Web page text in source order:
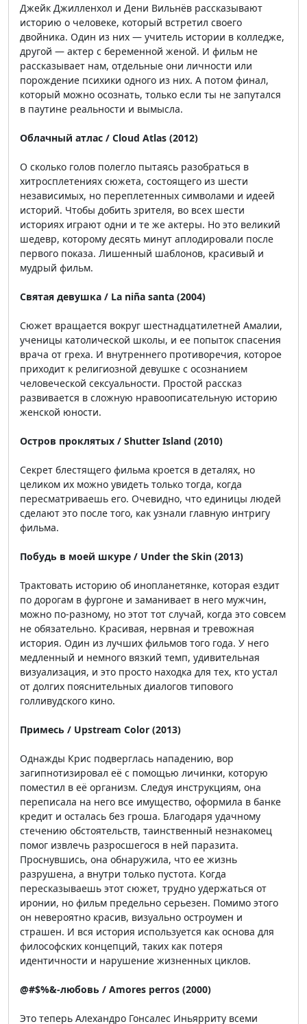
Джейк Джилленхол и Дени Вильнёв рассказывают
историю о человеке, который встретил своего
двойника. Один из них — учитель истории в колледже,
другой — актер с беременной женой. И фильм не
рассказывает нам, отдельные они личности или
порождение психики одного из них. А потом финал,
который можно осознать, только если ты не запутался
в паутине реальности и вымысла.
Облачный атлас / Cloud Atlas (2012)
О сколько голов полегло пытаясь разобраться в
хитросплетениях сюжета, состоящего из шести
независимых, но переплетенных символами и идеей
историй. Чтобы добить зрителя, во всех шести
историях играют одни и те же актеры. Но это великий
шедевр, которому десять минут аплодировали после
первого показа. Лишенный шаблонов, красивый и
мудрый фильм.
Святая девушка / La niña santa (2004)
Сюжет вращается вокруг шестнадцатилетней Амалии,
ученицы католической школы, и ее попыток спасения
врача от греха. И внутреннего противоречия, которое
приходит к религиозной девушке с осознанием
человеческой сексуальности. Простой рассказ
развивается в сложную нравоописательную историю
женской юности.
Остров проклятых / Shutter Island (2010)
Секрет блестящего фильма кроется в деталях, но
целиком их можно увидеть только тогда, когда
пересматриваешь его. Очевидно, что единицы людей
сделают это после того, как узнали главную интригу
фильма.
Побудь в моей шкуре / Under the Skin (2013)
Трактовать историю об инопланетянке, которая ездит
по дорогам в фургоне и заманивает в него мужчин,
можно по-разному, но этот тот случай, когда это совсем
не обязательно. Красивая, нервная и тревожная
история. Один из лучших фильмов того года. У него
медленный и немного вязкий темп, удивительная
визуализация, и это просто находка для тех, кто устал
от долгих пояснительных диалогов типового
голливудского кино.
Примесь / Upstream Color (2013)
Однажды Крис подверглась нападению, вор
загипнотизировал её с помощью личинки, которую
поместил в её организм. Следуя инструкциям, она
переписала на него все имущество, оформила в банке
кредит и осталась без гроша. Благодаря удачному
стечению обстоятельств, таинственный незнакомец
помог извлечь разросшегося в ней паразита.
Проснувшись, она обнаружила, что ее жизнь
разрушена, а внутри только пустота. Когда
пересказываешь этот сюжет, трудно удержаться от
иронии, но фильм предельно серьезен. Помимо этого
он невероятно красив, визуально остроумен и
страшен. И вся история используется как основа для
философских концепций, таких как потеря
идентичности и нарушение жизненных циклов.
@#$%&-любовь / Amores perros (2000)
Это теперь Алехандро Гонсалес Иньярриту всеми